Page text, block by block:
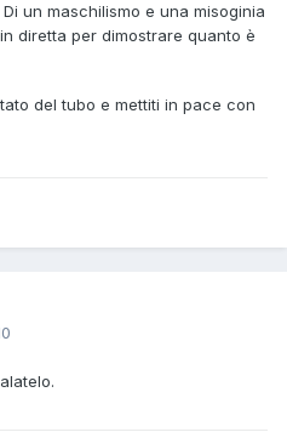
un maschilismo e una misoginia
diretta per dimostrare quanto è
del tubo e mettiti in pace con